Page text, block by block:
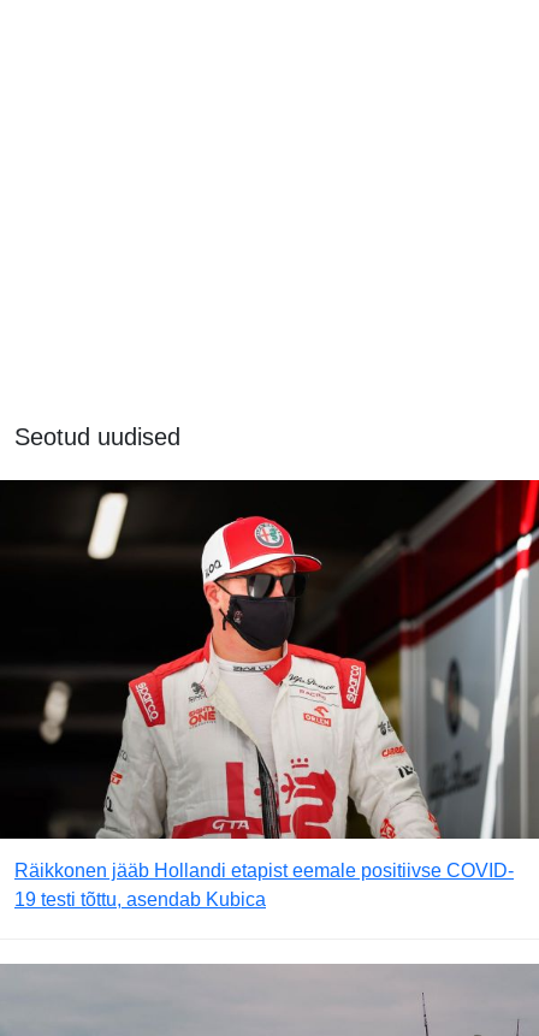
Seotud uudised
Räikkonen jääb Hollandi etapist eemale positiivse COVID-
19 testi tõttu, asendab Kubica